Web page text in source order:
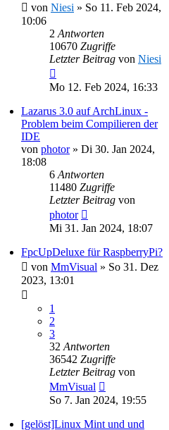
von Niesi » So 11. Feb 2024,
10:06
2 Antworten
10670 Zugriffe
Letzter Beitrag von Niesi
Mo 12. Feb 2024, 16:33
Lazarus 3.0 auf ArchLinux -
Problem beim Compilieren der
IDE
von photor» Di 30. Jan 2024,
18:08
6 Antworten
11480 Zugriffe
Letzter Beitrag von
photor
Mi 31. Jan 2024, 18:07
FpcUpDeluxe für RaspberryPi?
von MmVisual » So 31. Dez
2023, 13:01
1
2
3
32 Antworten
36542 Zugriffe
Letzter Beitrag von
MmVisual
So 7. Jan 2024, 19:55
[gelöst]Linux Mint und und